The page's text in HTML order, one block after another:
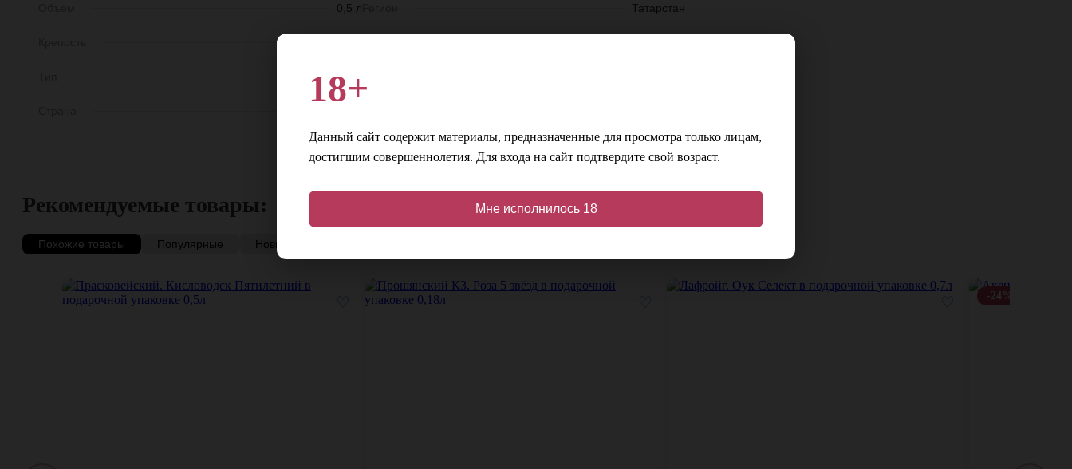
0,5 л
Биттер
Татарстан
Рекомендуемые товары:
Похожие товары Популярные Новинки
♡ ♡ -24%
18+
Данный сайт содержит материалы, предназначенные для просмотра только лицам,
достигшим совершеннолетия. Для входа на сайт подтвердите свой возраст.
Мне исполнилось 18